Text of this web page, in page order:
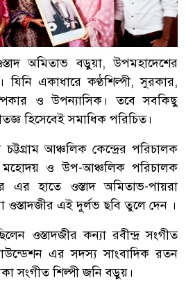
অমিতাভ বড়ুয়া, উপমহাদেশের
যিনি একাধারে কণ্ঠশিল্পী, সুরকার,
ও উপন্যাসিক। তবে সবকিছু
হিসেবেই সমাধিক পরিচিত।
চট্টগ্রাম আঞ্চলিক কেন্দ্রের পরিচালক
মহোদয় ও উপ-আঞ্চলিক পরিচালক
এর হাতে ওস্তাদ অমিতাভ-পায়রা
ওস্তাদজীর এই দুর্লভ ছবি তুলে দেন ।
ওস্তাদজীর কন্যা রবীন্দ্র সংগীত
এর সদস্য সাংবাদিক রতন
সংগীত শিল্পী জনি বড়ুয়।